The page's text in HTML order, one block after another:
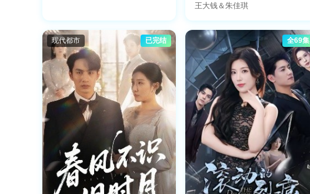
王大钱＆朱佳琪
现代都市 已完结 全69集